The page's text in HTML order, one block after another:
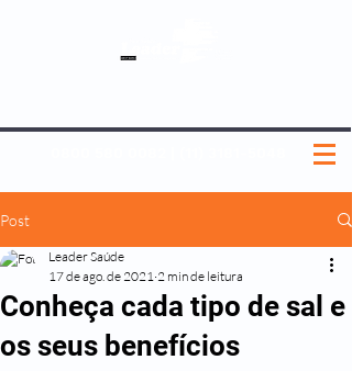
Post
Conheça cada tipo de sal e
os seus benefícios
Leader Saúde
17 de ago. de 2021 2 min de leitura